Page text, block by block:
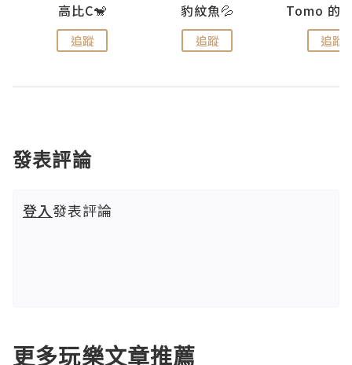
高比C🐒
追蹤
豹紋魚💦
追蹤 追蹤
發表評論
登入發表評論
更多玩樂文章推薦